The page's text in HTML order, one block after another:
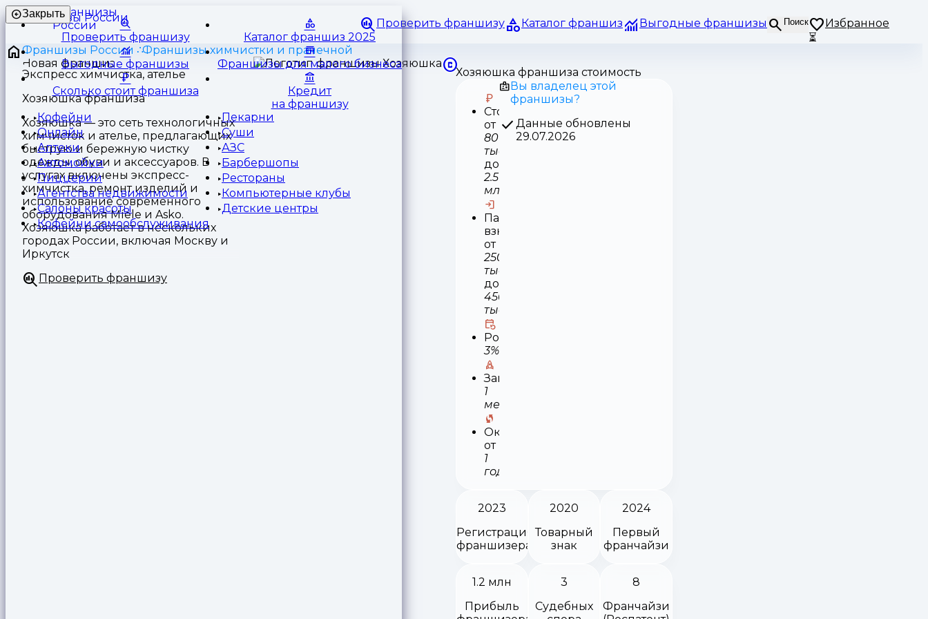
Франшизы
России
Проверить франшизу Каталог франшиз Выгодные франшизы Поиск
Избранное
⏳
Закрыть
Проверить франшизу Каталог франшиз 2025
Выгодные франшизы Франшизы для малого бизнеса
Сколько стоит франшиза
Кредит
на франшизу
Кофейни
Пекарни
Онлайн
Суши
Аптеки
АЗС
Автомойки
Барбершопы
Пиццерии
Рестораны
Агентства недвижимости
Компьютерные клубы
Салоны красоты
Детские центры
Кофейни самообслуживания
Франшизы России
Франшизы химчистки и прачечной
Экспресс химчистка, ателье
Хозяюшка франшиза
Хозяюшка — это сеть технологичных
химчисток и ателье, предлагающих
быструю и бережную чистку
одежды, обуви и аксессуаров. В
услугах включены экспресс-
химчистка, ремонт изделий и
использование современного
оборудования Míele и Asko.
Хозяюшка работает в нескольких
городах России, включая Москву и
Иркутск
Проверить франшизу
Хозяюшка франшиза стоимость
Стоимость
от
800
тыс
до
2.5
млн
Паушальный
взнос
от
250
тыс
до
450
тыс
Роялти
3%
Запуск
1
месяц
Окупаемость
от
1
года
Вы владелец этой
франшизы?
Данные обновлены
29.07.2026
2023
Регистрация
франшизера
2020
Товарный
знак
2024
Первый
франчайзи
1.2 млн
Прибыль
3
Судебных
8
Франчайзи